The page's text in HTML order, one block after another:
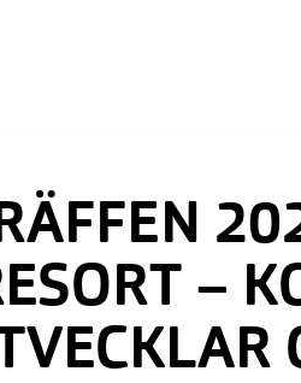
–